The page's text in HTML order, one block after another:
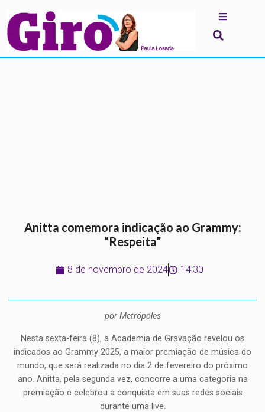
Anitta comemora indicação ao Grammy:
“Respeita”
8 de novembro de 2024 14:30
por Metrópoles
Nesta sexta-feira (8), a Academia de Gravação revelou os
indicados ao Grammy 2025, a maior premiação de música do
mundo, que será realizada no dia 2 de fevereiro do próximo
ano. Anitta, pela segunda vez, concorre a uma categoria na
premiação e celebrou a conquista em suas redes sociais
durante uma live.